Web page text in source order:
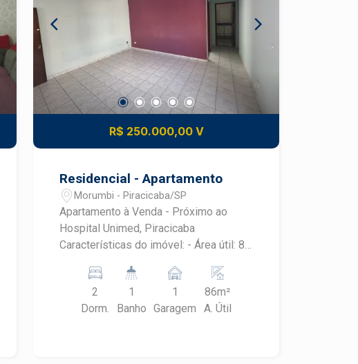
R$ 250.000,00 V
Residencial - Apartamento
Morumbi - Piracicaba/SP
Apartamento à Venda - Próximo ao
Hospital Unimed, Piracicaba
Características do imóvel: - Área útil: 89
para 2 ambientes com sacada -
Banheiro social - Cozinha planejada -
Área de serviço - 1 vaga de garagem
2
Dorm.
1
Banho
1
Garagem
86m²
A. Útil